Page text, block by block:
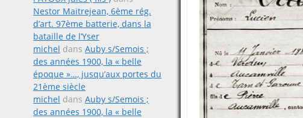
Nestor Maitrejean, 6ème rég.
d’art. 97ème batterie, dans la
bataille de l’Yser
michel dans Auby s/Semois ;
des années 1900, la « belle
époque »…, jusqu’aux portes du
21ème siècle
michel dans Auby s/Semois ;
des années 1900, la « belle